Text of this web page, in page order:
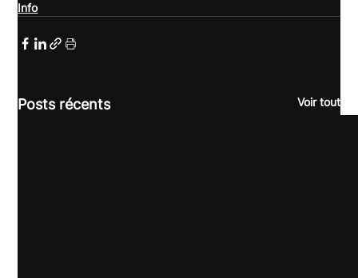
Info
Posts récents Voir tout